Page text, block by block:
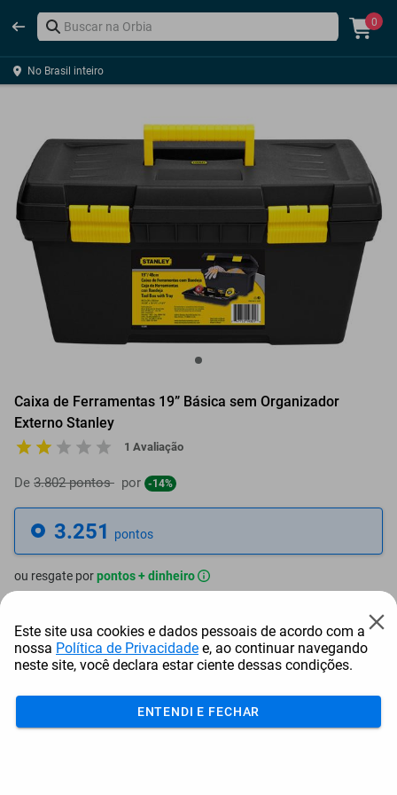
0
No Brasil inteiro
Caixa de Ferramentas 19” Básica sem Organizador
Externo Stanley
1 Avaliação
De 3.802 pontos por -14%
3.251 pontos
ou resgate porpontos + dinheiro
2.764 pontos + R$ 22,40
Este site usa cookies e dados pessoais de acordo com a
nossa Política de Privacidade e, ao continuar navegando
neste site, você declara estar ciente dessas condições.
ENTENDI E FECHAR